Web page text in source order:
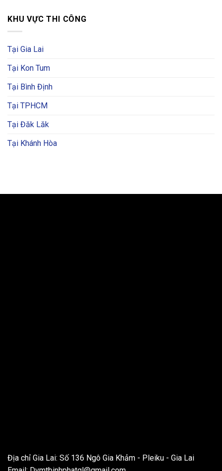
KHU VỰC THI CÔNG
Tại Gia Lai
Tại Kon Tum
Tại Bình Định
Tại TPHCM
Tại Đăk Lăk
Tại Khánh Hòa
Địa chỉ Gia Lai: Số 136 Ngô Gia Khảm - Pleiku - Gia Lai